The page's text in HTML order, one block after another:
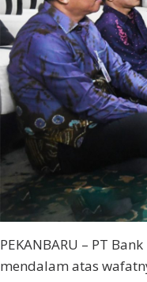
PEKANBARU – PT
mendalam atas